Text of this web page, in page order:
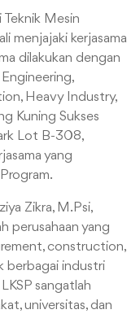
Teknik Mesin
menjajaki kerjasama
dilakukan dengan
Heavy Industry,
Kuning Sukses
Lot B-308,
yang
Zikra, M.Psi,
perusahaan yang
construction,
berbagai industri
sangatlah
universitas, dan